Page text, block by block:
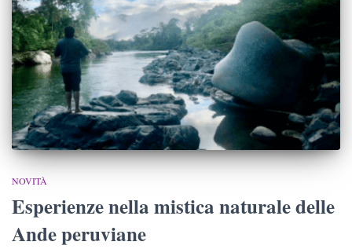
NOVITÀ
Esperienze nella mistica naturale delle
Ande peruviane